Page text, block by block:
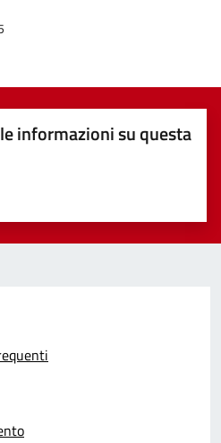
informazioni su questa
su 5
su 5